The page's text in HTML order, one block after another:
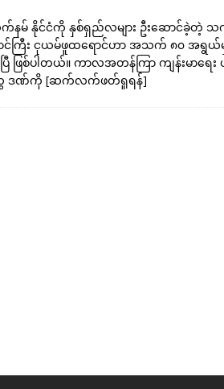
နမ် နိုင်ငံကို နှစ်ရှည်လများ ဦးဆောင်ခဲ့တဲ့
င်ကြီး ငုယမ်ဖူထရောင်ဟာ အသက် ၈၀ အရွယ်
ဖြစ်ပါတယ်။ ကာလအတန်ကြာ ကျန်းမာရေး
ဒဏ်ကို [ဆက်လက်ဖတ်ရှုရန်]